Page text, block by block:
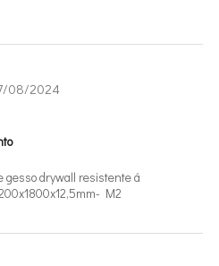
08/2024
gesso drywall resistente
M2